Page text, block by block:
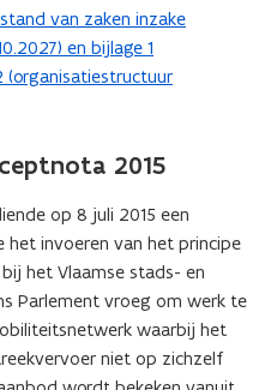
van zaken inzake
en bijlage 1
(organisatiestructuur
2015
op 8 juli 2015 een
het invoeren van het principe
het Vlaamse stads- en
Parlement vroeg om werk te
waarbij het
niet op zichzelf